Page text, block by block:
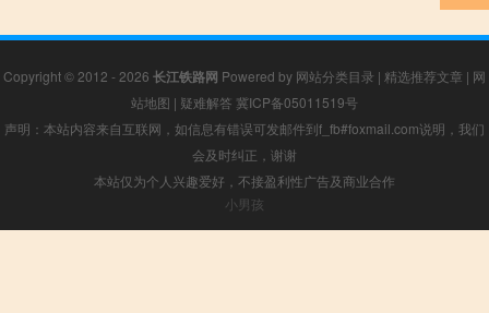
Copyright © 2012 - 2026 长江铁路网 Powered by 网站分类目录 | 精选推荐文章 | 网
站地图 | 疑难解答 冀ICP备05011519号
声明：本站内容来自互联网，如信息有错误可发邮件到f_fb#foxmail.com说明，我们
会及时纠正，谢谢
本站仅为个人兴趣爱好，不接盈利性广告及商业合作
小男孩